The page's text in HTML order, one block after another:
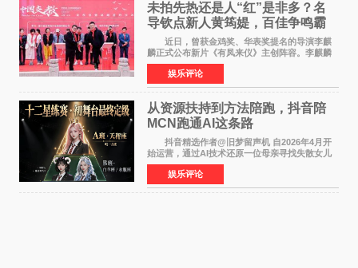
未拍先热还是人“红”是非多？名
导钦点新人黄筠媞，百佳争鸣霸
气回应
近日，曾获金鸡奖、华表奖提名的导演李麒
麟正式公布新片《有凤来仪》主创阵容。李麒麟
早年凭电影《华容道》获得金鸡奖、华表奖提
名，此后长期参与国内外电影制作，其担任制片
人参与的作品亦曾
娱乐评论
从资源扶持到方法陪跑，抖音陪
MCN跑通AI这条路
抖音精选作者@旧梦留声机 自2026年4月开
始运营，通过AI技术还原一位母亲寻找失散女儿
的故事，凭借强情感表达获得大量用户关注，发
布仅21小时便获得超1亿曝光、超1000万互动。
此后，账号持续沿
娱乐评论